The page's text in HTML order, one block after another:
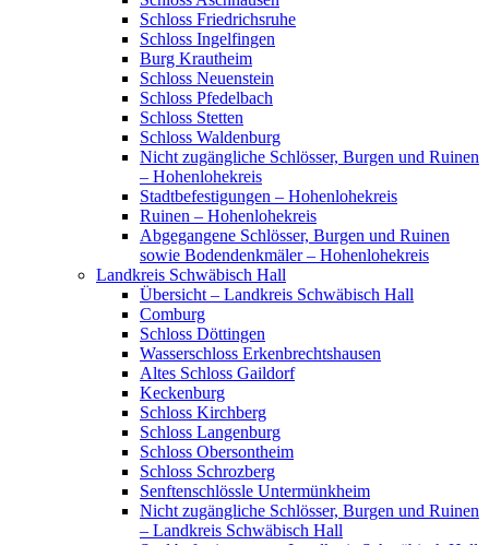
Schloss Friedrichsruhe
Schloss Ingelfingen
Burg Krautheim
Schloss Neuenstein
Schloss Pfedelbach
Schloss Stetten
Schloss Waldenburg
Nicht zugängliche Schlösser, Burgen und Ruinen
– Hohenlohekreis
Stadtbefestigungen – Hohenlohekreis
Ruinen – Hohenlohekreis
Abgegangene Schlösser, Burgen und Ruinen
sowie Bodendenkmäler – Hohenlohekreis
Landkreis Schwäbisch Hall
Übersicht – Landkreis Schwäbisch Hall
Comburg
Schloss Döttingen
Wasserschloss Erkenbrechtshausen
Altes Schloss Gaildorf
Keckenburg
Schloss Kirchberg
Schloss Langenburg
Schloss Obersontheim
Schloss Schrozberg
Senftenschlössle Untermünkheim
Nicht zugängliche Schlösser, Burgen und Ruinen
– Landkreis Schwäbisch Hall